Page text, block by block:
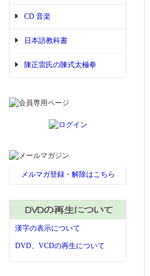
CD 音楽
日本語教科書
陳正雷氏の陳式太極拳
メルマガ登録・解除はこちら
漢字の表示について
DVD、VCDの再生について